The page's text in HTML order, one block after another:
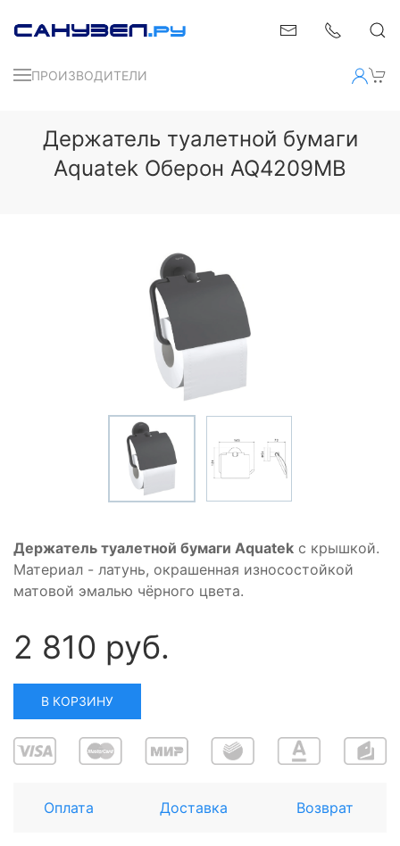
ПРОИЗВОДИТЕЛИ
Держатель туалетной бумаги
Aquatek Оберон AQ4209MB
Держатель туалетной бумаги Aquatek с крышкой.
Материал - латунь, окрашенная износостойкой
матовой эмалью чёрного цвета.
2 810 руб.
В КОРЗИНУ
Оплата Доставка Возврат